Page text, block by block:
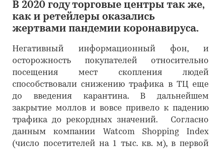
В 2020 году торговые центры так же,
как и ретейлеры оказались
жертвами пандемии коронавируса.
Негативный информационный фон, и
осторожность покупателей относительно
посещения мест скопления людей
способствовали снижению трафика в ТЦ еще
до введения карантина. В дальнейшем
закрытие моллов и вовсе привело к падению
трафика до рекордных значений. Согласно
данным компании Watcom Shopping Index
(число посетителей на 1 тыс. кв. м), в первой